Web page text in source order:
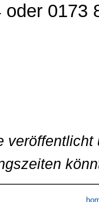
0173